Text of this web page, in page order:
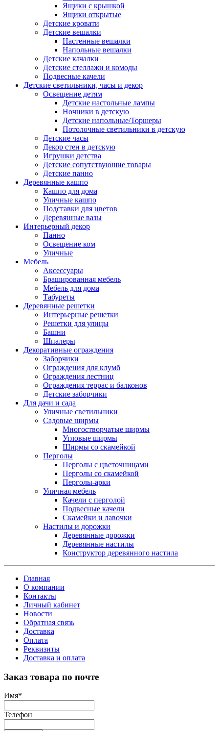
Ящики с крышкой
Ящики открытые
Детские кровати
Детские вешалки
Настенные вешалки
Напольные вешалки
Детские качалки
Детские стеллажи и комоды
Подвесные качели
Детские светильники, часы и декор
Освещение детям
Детские настольные лампы
Ночники в детскую
Детские напольные/Торшеры
Потолочные светильники в детскую
Детские часы
Декор стен в детскую
Игрушки детства
Детские сопутствующие товары
Детские панно
Деревянные кашпо
Кашпо для дома
Уличные кашпо
Подставки для цветов
Деревянные вазы
Интерьерный декор
Панно
Освещение ком
Уличные
Мебель
Аксессуары
Брашированная мебель
Мебель для дома
Табуреты
Деревянные решетки
Интерьерные решетки
Решетки для улицы
Башни
Шпалеры
Декоративные ограждения
Заборчики
Ограждения для клумб
Ограждения лестниц
Ограждения террас и балконов
Детские заборчики
Для дачи и сада
Уличные светильники
Садовые ширмы
Многостворчатые ширмы
Угловые ширмы
Ширмы со скамейкой
Перголы
Перголы с цветочницами
Перголы со скамейкой
Перголы-арки
Уличная мебель
Качели с перголой
Подвесные качели
Скамейки и лавочки
Настилы и дорожки
Деревянные дорожки
Деревянные настилы
Конструктор деревянного настила
Главная
О компании
Контакты
Личный кабинет
Новости
Обратная связь
Доставка
Оплата
Реквизиты
Доставка и оплата
Заказ товара по почте
Имя*
Телефон